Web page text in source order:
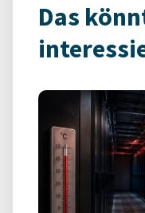
Das